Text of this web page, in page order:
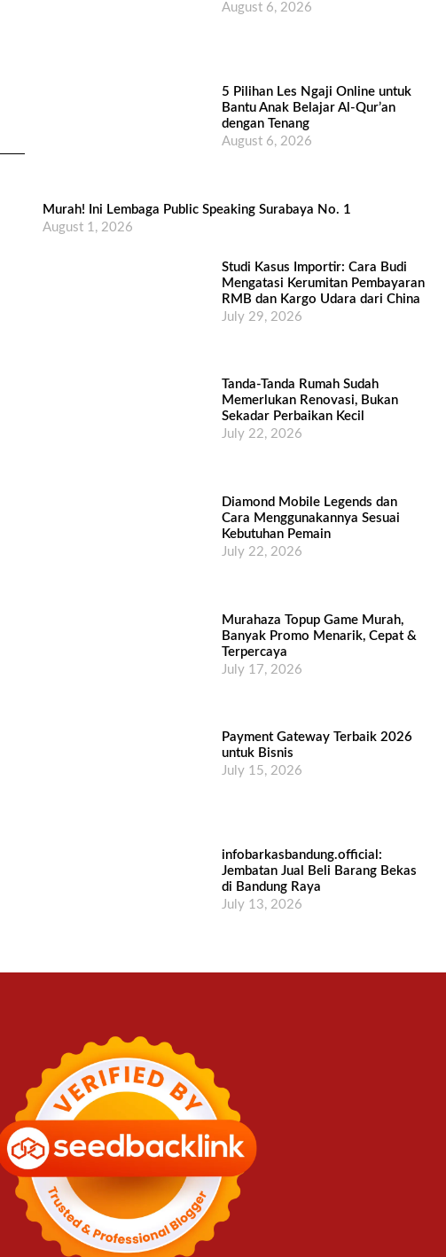
August 6, 2026
5 Pilihan Les Ngaji Online untuk
Bantu Anak Belajar Al-Qur’an
dengan Tenang
August 6, 2026
Murah! Ini Lembaga Public Speaking Surabaya No. 1
August 1, 2026
Studi Kasus Importir: Cara Budi
Mengatasi Kerumitan Pembayaran
RMB dan Kargo Udara dari China
July 29, 2026
Tanda-Tanda Rumah Sudah
Memerlukan Renovasi, Bukan
Sekadar Perbaikan Kecil
July 22, 2026
Diamond Mobile Legends dan
Cara Menggunakannya Sesuai
Kebutuhan Pemain
July 22, 2026
Murahaza Topup Game Murah,
Banyak Promo Menarik, Cepat &
Terpercaya
July 17, 2026
Payment Gateway Terbaik 2026
untuk Bisnis
July 15, 2026
infobarkasbandung.official:
Jembatan Jual Beli Barang Bekas
di Bandung Raya
July 13, 2026